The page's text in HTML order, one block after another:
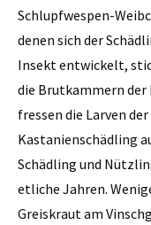
Schlupfwespen-
denen sich der
Insekt entwickelt,
die Brutkammern der
fressen die Larven
Kastanienschädling
Schädling und
etliche Jahren.
Greiskraut am